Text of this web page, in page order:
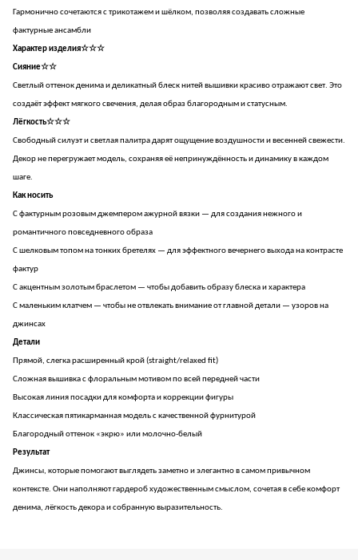
Гармонично сочетаются с трикотажем и шёлком, позволяя создавать сложные
фактурные ансамбли
Характер изделия☆☆☆
Сияние☆☆
Светлый оттенок денима и деликатный блеск нитей вышивки красиво отражают свет. Это
создаёт эффект мягкого свечения, делая образ благородным и статусным.
Лёгкость☆☆☆
Свободный силуэт и светлая палитра дарят ощущение воздушности и весенней свежести.
Декор не перегружает модель, сохраняя её непринуждённость и динамику в каждом
шаге.
Как носить
С фактурным розовым джемпером ажурной вязки — для создания нежного и
романтичного повседневного образа
С шелковым топом на тонких бретелях — для эффектного вечернего выхода на контрасте
фактур
С акцентным золотым браслетом — чтобы добавить образу блеска и характера
С маленьким клатчем — чтобы не отвлекать внимание от главной детали — узоров на
джинсах
Детали
Прямой, слегка расширенный крой (straight/relaxed fit)
Сложная вышивка с флоральным мотивом по всей передней части
Высокая линия посадки для комфорта и коррекции фигуры
Классическая пятикарманная модель с качественной фурнитурой
Благородный оттенок «экрю» или молочно-белый
Результат
Джинсы, которые помогают выглядеть заметно и элегантно в самом привычном
контексте. Они наполняют гардероб художественным смыслом, сочетая в себе комфорт
денима, лёгкость декора и собранную выразительность.